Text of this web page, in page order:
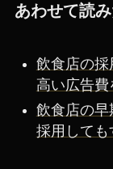
あわせて読
飲食店の採
高い広告費
飲食店の早
採用して